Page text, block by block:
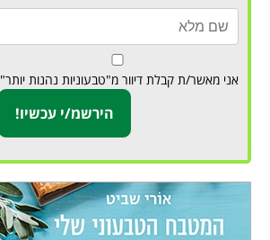
אני מאשר/ת קבלת דיוור מ"טבעוניות נהנות יותר"